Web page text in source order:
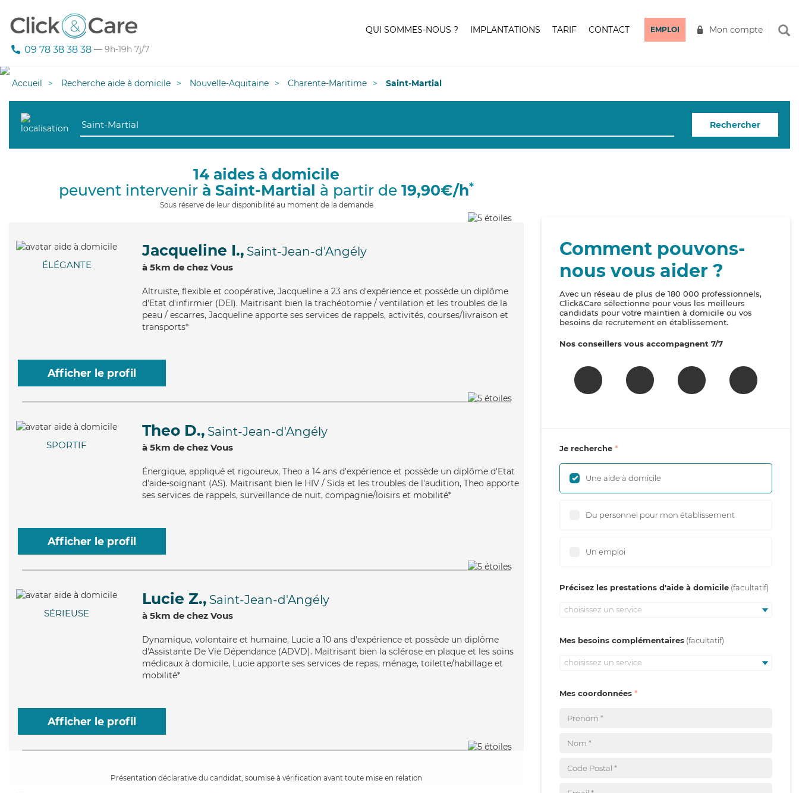
09 78 38 38 38 — 9h-19h 7j/7
QUI SOMMES-NOUS ? IMPLANTATIONS TARIF CONTACT EMPLOI Mon compte
Accueil Recherche aide à domicile Nouvelle-Aquitaine Charente-Maritime Saint-Martial
Rechercher
14 aides à domicile
peuvent intervenir à Saint-Martial à partir de 19,90€/h*
Sous réserve de leur disponibilité au moment de la demande
ÉLÉGANTE
Jacqueline I., Saint-Jean-d'Angély
à 5km de chez Vous
Altruiste, flexible et coopérative, Jacqueline a 23 ans d'expérience et possède un diplôme
d'Etat d'infirmier (DEI). Maitrisant bien la trachéotomie / ventilation et les troubles de la
peau / escarres, Jacqueline apporte ses services de rappels, activités, courses/livraison et
transports*
Afficher le profil
SPORTIF
Theo D., Saint-Jean-d'Angély
à 5km de chez Vous
Énergique, appliqué et rigoureux, Theo a 14 ans d'expérience et possède un diplôme d'Etat
d'aide-soignant (AS). Maitrisant bien le HIV / Sida et les troubles de l'audition, Theo apporte
ses services de rappels, surveillance de nuit, compagnie/loisirs et mobilité*
Afficher le profil
SÉRIEUSE
Lucie Z., Saint-Jean-d'Angély
à 5km de chez Vous
Dynamique, volontaire et humaine, Lucie a 10 ans d'expérience et possède un diplôme
d'Assistante De Vie Dépendance (ADVD). Maitrisant bien la sclérose en plaque et les soins
médicaux à domicile, Lucie apporte ses services de repas, ménage, toilette/habillage et
mobilité*
Afficher le profil
Présentation déclarative du candidat, soumise à vérification avant toute mise en relation
Comment pouvons-
nous vous aider ?
Avec un réseau de plus de 180 000 professionnels,
Click&Care sélectionne pour vous les meilleurs
candidats pour votre maintien à domicile ou vos
besoins de recrutement en établissement.
Nos conseillers vous accompagnent 7/7
Je recherche
Une aide à domicile
Du personnel pour mon établissement
Un emploi
Précisez les prestations d'aide à domicile
choisissez un service
Mes besoins complémentaires
choisissez un service
Mes coordonnées